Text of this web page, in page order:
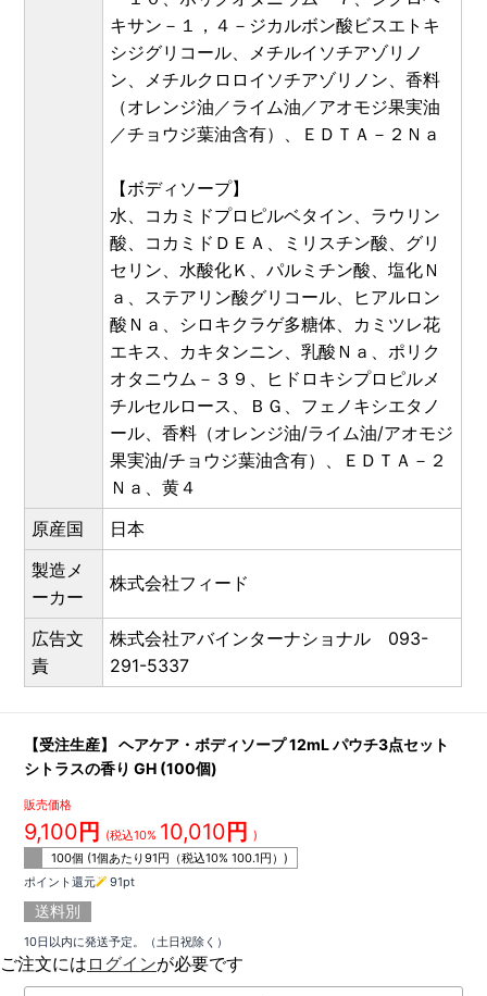
キサン－１，４－ジカルボン酸ビスエトキ
シジグリコール、メチルイソチアゾリノ
ン、メチルクロロイソチアゾリノン、香料
（オレンジ油／ライム油／アオモジ果実油
／チョウジ葉油含有）、ＥＤＴＡ－２Ｎａ
【ボディソープ】
水、コカミドプロピルベタイン、ラウリン
酸、コカミドＤＥＡ、ミリスチン酸、グリ
セリン、水酸化Ｋ、パルミチン酸、塩化Ｎ
ａ、ステアリン酸グリコール、ヒアルロン
酸Ｎａ、シロキクラゲ多糖体、カミツレ花
エキス、カキタンニン、乳酸Ｎａ、ポリク
オタニウム－３９、ヒドロキシプロピルメ
チルセルロース、ＢＧ、フェノキシエタノ
ール、香料（オレンジ油/ライム油/アオモジ
果実油/チョウジ葉油含有）、ＥＤＴＡ－２
Ｎａ、黄４
原産国
日本
製造メ
ーカー
株式会社フィード
広告文
責
株式会社アバインターナショナル 093-
291-5337
【受注生産】 ヘアケア・ボディソープ 12mL パウチ3点セット
シトラスの香り GH (100個)
販売価格
9,100 円 (税込10% 10,010 円 )
100個 (1個あたり91円（税込10%100.1円）)
ポイント還元
91pt
送料別
10日以内に発送予定。（土日祝除く）
ご注文には ログインが必要です